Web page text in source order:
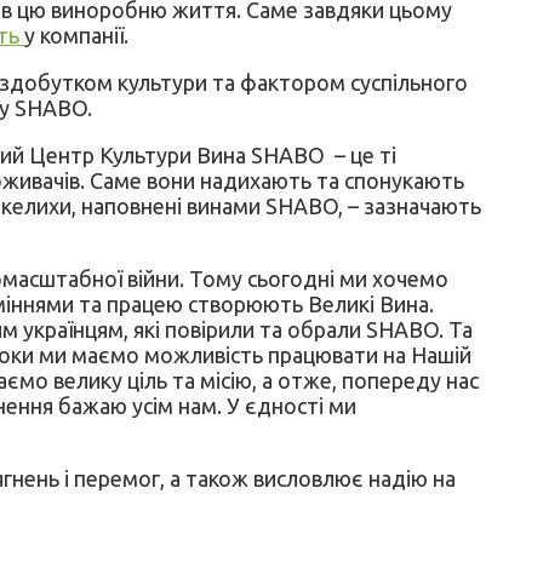
в цю виноробню життя. Саме завдяки цьому
у компанії.
культури та фактором суспільного
SHABO.
Центр Культури Вина SHABO – це ті
Саме вони надихають та спонукають
наповнені винами SHABO, – зазначають
війни. Тому сьогодні ми хочемо
та працею створюють Великі Вина.
які повірили та обрали SHABO. Та
ми маємо можливість працювати на Нашій
велику ціль та місію, а отже, попереду нас
бажаю усім нам. У єдності ми
і перемог, а також висловлює надію на